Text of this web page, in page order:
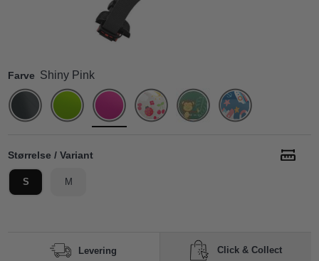
Farve Shiny Pink
Størrelse / Variant
S M
Levering Click & Collect